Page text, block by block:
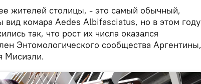
жителей столицы, - это самый обычный,
вид комара Aedes Albifasciatus, но в этом году
так, что рост их числа оказался
Энтомологического сообщества Аргентины,
Мисиэли.